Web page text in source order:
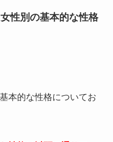
性別の基本的な性格
本的な性格についてお